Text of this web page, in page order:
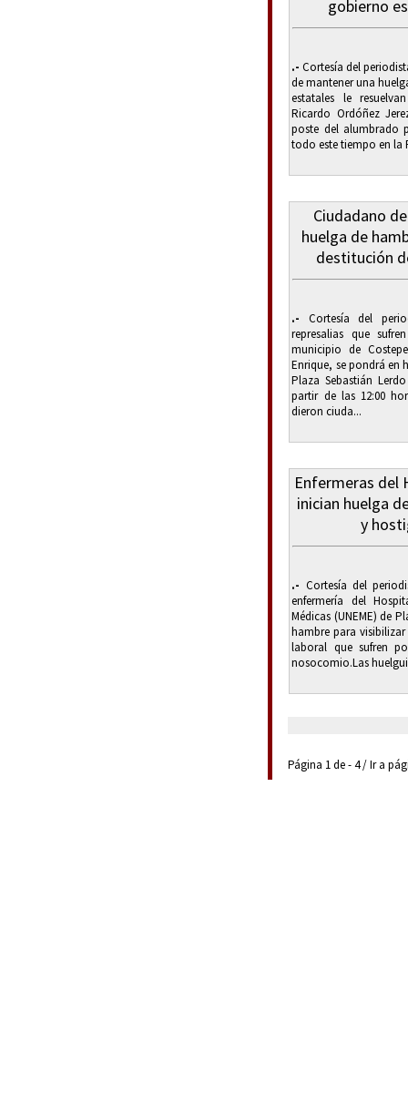
gobierno
.- Cortesía del
de mantener una
estatales le
Ricardo Ordóñez
poste del alumbrado
todo este tiempo en la
Ciudadano
huelga de
destitución
.- Cortesía del
represalias que
municipio de
Enrique, se pondrá en
Plaza Sebastián
partir de las 12:00
dieron ciuda...
Enfermeras del
inician huelga
y
.- Cortesía del
enfermería del
Médicas (UNEME) de
hambre para
laboral que sufren
nosocomio.Las
Página 1 de - 4 / Ir a